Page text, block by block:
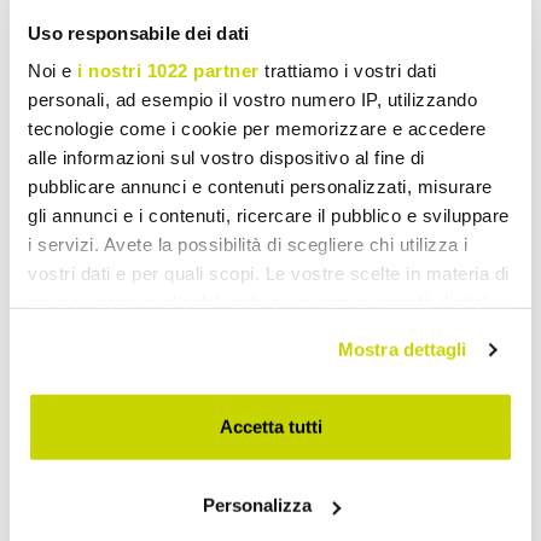
Uso responsabile dei dati
Noi e i nostri 1022 partner trattiamo i vostri dati
personali, ad esempio il vostro numero IP, utilizzando
tecnologie come i cookie per memorizzare e accedere
alle informazioni sul vostro dispositivo al fine di
pubblicare annunci e contenuti personalizzati, misurare
gli annunci e i contenuti, ricercare il pubblico e sviluppare
i servizi. Avete la possibilità di scegliere chi utilizza i
vostri dati e per quali scopi. Le vostre scelte in materia di
modificare o revocare il proprio consenso in qualsiasi
momento dalla Dichiarazione sui cookie o facendo clic
sull'icona di attivazione della privacy.
raccogliere informazioni sulla tua posizione
Mostra dettagli
Accetta tutti
Personalizza
Offre à durée limitée. Ne la
ratez pas !